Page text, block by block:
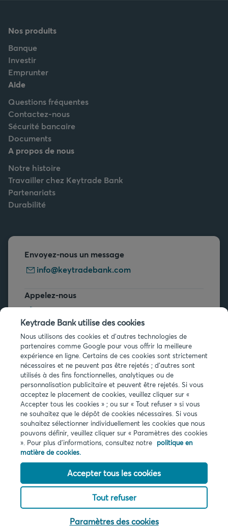
Nos produits
Banque
Investir
Emprunter
Aide
Questions fréquentes
Contactez-nous
Sécurité bancaire
Documents
A propos de nous
Notre histoire
Travailler chez Keytrade Bank
Partenariats
Durabilité
Envoyez-nous un message
info@keytradebank.com
Appelez-nous
+32 2 679 90 00
Vous avez des questions ?
Questions fréquentes
Infos légales
Privacy
Cookies
PSD2
Accessibilité
© 2026 Keytrade bank, succursale belge d'Arkéa Direct Bank SA (France),
filiale du Crédit Mutuel Arkéa
Keytrade Bank utilise des cookies
Nous utilisons des cookies et d'autres technologies de
partenaires comme Google pour vous offrir la meilleure
expérience en ligne. Certains de ces cookies sont strictement
nécessaires et ne peuvent pas être rejetés ; d'autres sont
utilisés à des fins fonctionnelles, analytiques ou de
personnalisation publicitaire et peuvent être rejetés. Si vous
acceptez le placement de cookies, veuillez cliquer sur «
Accepter tous les cookies » ; ou sur « Tout refuser » si vous
ne souhaitez que le dépôt de cookies nécessaires. Si vous
souhaitez sélectionner individuellement les cookies que nous
pouvons définir, veuillez cliquer sur « Paramètres des cookies
». Pour plus d'informations, consultez notre politique en
matière de cookies.
Accepter tous les cookies
Tout refuser
Paramètres des cookies